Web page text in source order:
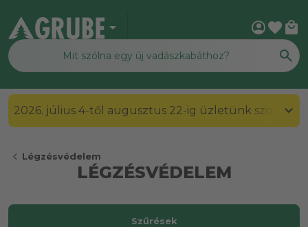
arrow_drop_down account_circlefavorite local_mall
2026. július 4-től augusztus 22-ig üzletünk
chevron_left Légzésvédelem
LÉGZÉSVÉDELEM
Szűrések